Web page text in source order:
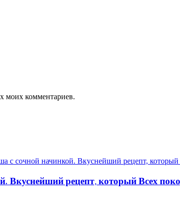
моих комментариев.
Вкуснейший рецепт, который Всех